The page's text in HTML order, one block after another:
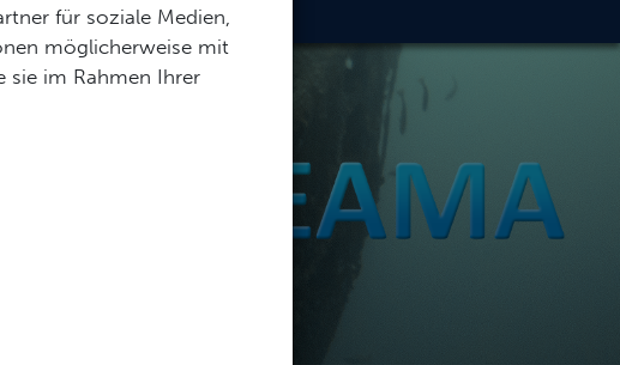
für soziale Medien,
möglicherweise mit
sie im Rahmen Ihrer